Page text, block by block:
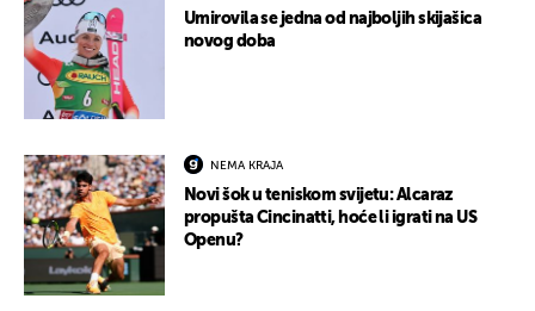
Umirovila se jedna od najboljih skijašica
novog doba
NEMA KRAJA
Novi šok u teniskom svijetu: Alcaraz
propušta Cincinatti, hoće li igrati na US
Openu?